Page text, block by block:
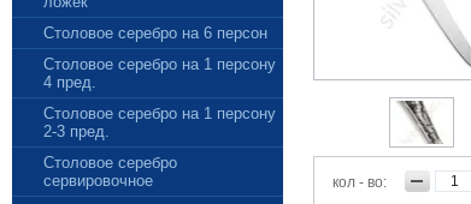
кол - во:
Столовое серебро на 6 персон
Столовое серебро на 1 персону
4 пред.
Столовое серебро на 1 персону
2-3 пред.
Столовое серебро
сервировочное